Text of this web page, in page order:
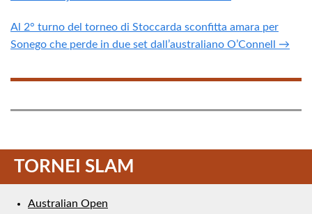
Al 2° turno del torneo di Stoccarda sconfitta amara per
Sonego che perde in due set dall’australiano O’Connell →
TORNEI SLAM
Australian Open